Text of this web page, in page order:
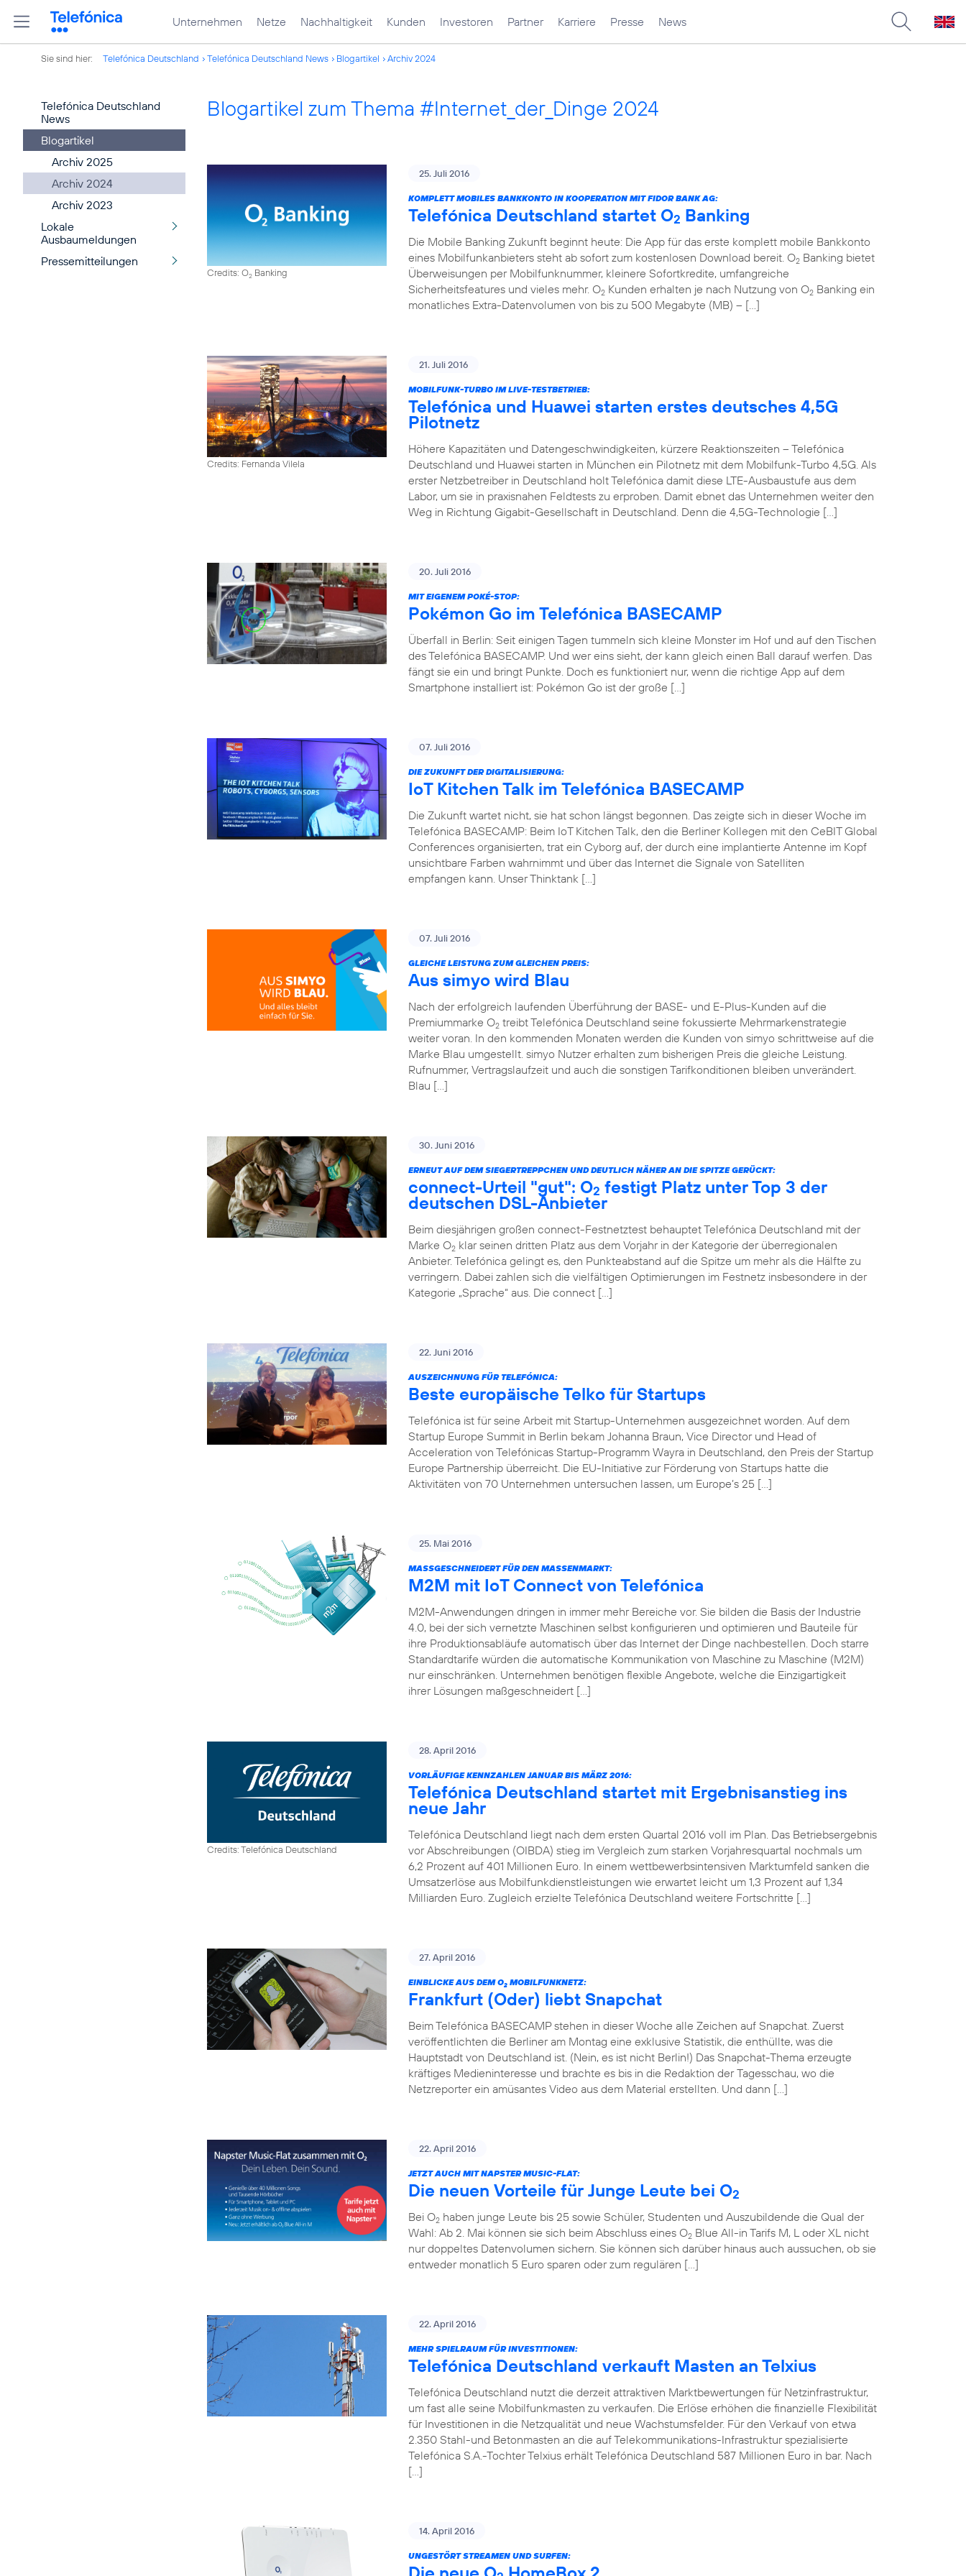
Unternehmen Netze Nachhaltigkeit Kunden Investoren Partner Karriere Presse News
Sie sind hier: Telefónica Deutschland Telefónica Deutschland News Blogartikel Archiv 2024
Telefónica Deutschland
News
Blogartikel
Archiv 2025
Archiv 2024
Archiv 2023
Lokale
Ausbaumeldungen
Pressemitteilungen
Blogartikel zum Thema #Internet_der_Dinge 2024
Credits: O2 Banking
25. Juli 2016
KOMPLETT MOBILES BANKKONTO IN KOOPERATION MIT FIDOR BANK AG:
Telefónica Deutschland startet O2 Banking
Die Mobile Banking Zukunft beginnt heute: Die App für das erste komplett mobile Bankkonto
eines Mobilfunkanbieters steht ab sofort zum kostenlosen Download bereit. O2 Banking bietet
Überweisungen per Mobilfunknummer, kleinere Sofortkredite, umfangreiche
Sicherheitsfeatures und vieles mehr. O2 Kunden erhalten je nach Nutzung von O2 Banking ein
monatliches Extra-Datenvolumen von bis zu 500 Megabyte (MB) – […]
Credits: Fernanda Vilela
21. Juli 2016
MOBILFUNK-TURBO IM LIVE-TESTBETRIEB:
Telefónica und Huawei starten erstes deutsches 4,5G
Pilotnetz
Höhere Kapazitäten und Datengeschwindigkeiten, kürzere Reaktionszeiten – Telefónica
Deutschland und Huawei starten in München ein Pilotnetz mit dem Mobilfunk-Turbo 4,5G. Als
erster Netzbetreiber in Deutschland holt Telefónica damit diese LTE-Ausbaustufe aus dem
Labor, um sie in praxisnahen Feldtests zu erproben. Damit ebnet das Unternehmen weiter den
Weg in Richtung Gigabit-Gesellschaft in Deutschland. Denn die 4,5G-Technologie […]
20. Juli 2016
MIT EIGENEM POKÉ-STOP:
Pokémon Go im Telefónica BASECAMP
Überfall in Berlin: Seit einigen Tagen tummeln sich kleine Monster im Hof und auf den Tischen
des Telefónica BASECAMP. Und wer eins sieht, der kann gleich einen Ball darauf werfen. Das
fängt sie ein und bringt Punkte. Doch es funktioniert nur, wenn die richtige App auf dem
Smartphone installiert ist: Pokémon Go ist der große […]
07. Juli 2016
DIE ZUKUNFT DER DIGITALISIERUNG:
IoT Kitchen Talk im Telefónica BASECAMP
Die Zukunft wartet nicht, sie hat schon längst begonnen. Das zeigte sich in dieser Woche im
Telefónica BASECAMP: Beim IoT Kitchen Talk, den die Berliner Kollegen mit den CeBIT Global
Conferences organisierten, trat ein Cyborg auf, der durch eine implantierte Antenne im Kopf
unsichtbare Farben wahrnimmt und über das Internet die Signale von Satelliten
empfangen kann. Unser Thinktank […]
07. Juli 2016
GLEICHE LEISTUNG ZUM GLEICHEN PREIS:
Aus simyo wird Blau
Nach der erfolgreich laufenden Überführung der BASE- und E-Plus-Kunden auf die
Premiummarke O2 treibt Telefónica Deutschland seine fokussierte Mehrmarkenstrategie
weiter voran. In den kommenden Monaten werden die Kunden von simyo schrittweise auf die
Marke Blau umgestellt. simyo Nutzer erhalten zum bisherigen Preis die gleiche Leistung.
Rufnummer, Vertragslaufzeit und auch die sonstigen Tarifkonditionen bleiben unverändert.
Blau […]
30. Juni 2016
ERNEUT AUF DEM SIEGERTREPPCHEN UND DEUTLICH NÄHER AN DIE SPITZE GERÜCKT:
connect-Urteil "gut": O2 festigt Platz unter Top 3 der
deutschen DSL-Anbieter
Beim diesjährigen großen connect-Festnetztest behauptet Telefónica Deutschland mit der
Marke O2 klar seinen dritten Platz aus dem Vorjahr in der Kategorie der überregionalen
Anbieter. Telefónica gelingt es, den Punkteabstand auf die Spitze um mehr als die Hälfte zu
verringern. Dabei zahlen sich die vielfältigen Optimierungen im Festnetz insbesondere in der
Kategorie „Sprache“ aus. Die connect […]
22. Juni 2016
AUSZEICHNUNG FÜR TELEFÓNICA:
Beste europäische Telko für Startups
Telefónica ist für seine Arbeit mit Startup-Unternehmen ausgezeichnet worden. Auf dem
Startup Europe Summit in Berlin bekam Johanna Braun, Vice Director und Head of
Acceleration von Telefónicas Startup-Programm Wayra in Deutschland, den Preis der Startup
Europe Partnership überreicht. Die EU-Initiative zur Förderung von Startups hatte die
Aktivitäten von 70 Unternehmen untersuchen lassen, um Europe’s 25 […]
25. Mai 2016
MASSGESCHNEIDERT FÜR DEN MASSENMARKT:
M2M mit IoT Connect von Telefónica
M2M-Anwendungen dringen in immer mehr Bereiche vor. Sie bilden die Basis der Industrie
4.0, bei der sich vernetzte Maschinen selbst konfigurieren und optimieren und Bauteile für
ihre Produktionsabläufe automatisch über das Internet der Dinge nachbestellen. Doch starre
Standardtarife würden die automatische Kommunikation von Maschine zu Maschine (M2M)
nur einschränken. Unternehmen benötigen flexible Angebote, welche die Einzigartigkeit
ihrer Lösungen maßgeschneidert […]
Credits: Telefónica Deutschland
28. April 2016
VORLÄUFIGE KENNZAHLEN JANUAR BIS MÄRZ 2016:
Telefónica Deutschland startet mit Ergebnisanstieg ins
neue Jahr
Telefónica Deutschland liegt nach dem ersten Quartal 2016 voll im Plan. Das Betriebsergebnis
vor Abschreibungen (OIBDA) stieg im Vergleich zum starken Vorjahresquartal nochmals um
6,2 Prozent auf 401 Millionen Euro. In einem wettbewerbsintensiven Marktumfeld sanken die
Umsatzerlöse aus Mobilfunkdienstleistungen wie erwartet leicht um 1,3 Prozent auf 1,34
Milliarden Euro. Zugleich erzielte Telefónica Deutschland weitere Fortschritte […]
27. April 2016
EINBLICKE AUS DEM O2 MOBILFUNKNETZ:
Frankfurt (Oder) liebt Snapchat
Beim Telefónica BASECAMP stehen in dieser Woche alle Zeichen auf Snapchat. Zuerst
veröffentlichten die Berliner am Montag eine exklusive Statistik, die enthüllte, was die
Hauptstadt von Deutschland ist. (Nein, es ist nicht Berlin!) Das Snapchat-Thema erzeugte
kräftiges Medieninteresse und brachte es bis in die Redaktion der Tagesschau, wo die
Netzreporter ein amüsantes Video aus dem Material erstellten. Und dann […]
22. April 2016
JETZT AUCH MIT NAPSTER MUSIC-FLAT:
Die neuen Vorteile für Junge Leute bei O2
Bei O2 haben junge Leute bis 25 sowie Schüler, Studenten und Auszubildende die Qual der
Wahl: Ab 2. Mai können sie sich beim Abschluss eines O2 Blue All-in Tarifs M, L oder XL nicht
nur doppeltes Datenvolumen sichern. Sie können sich darüber hinaus auch aussuchen, ob sie
entweder monatlich 5 Euro sparen oder zum regulären […]
22. April 2016
MEHR SPIELRAUM FÜR INVESTITIONEN:
Telefónica Deutschland verkauft Masten an Telxius
Telefónica Deutschland nutzt die derzeit attraktiven Marktbewertungen für Netzinfrastruktur,
um fast alle seine Mobilfunkmasten zu verkaufen. Die Erlöse erhöhen die finanzielle Flexibilität
für Investitionen in die Netzqualität und neue Wachstumsfelder. Für den Verkauf von etwa
2.350 Stahl-und Betonmasten an die auf Telekommunikations-Infrastruktur spezialisierte
Telefónica S.A.-Tochter Telxius erhält Telefónica Deutschland 587 Millionen Euro in bar. Nach
[…]
14. April 2016
UNGESTÖRT STREAMEN UND SURFEN: